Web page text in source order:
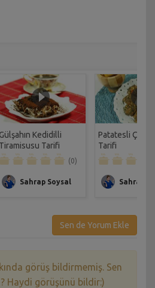
Gülşahın Kedidilli
Tiramisusu Tarifi
(0)
Sahrap Soysal
Patatesli Çıtır
Tarifi
Sahrap
Sen de Yorum Ekle
görüş bildirmemiş. Sen
Haydi görüşünü bildir:)